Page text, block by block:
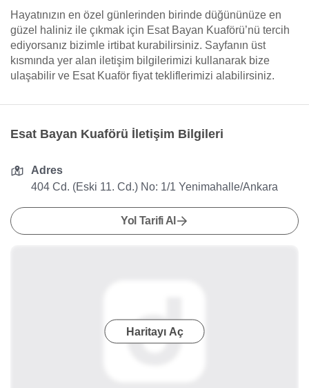
Hayatınızın en özel günlerinden birinde düğününüze en
güzel haliniz ile çıkmak için Esat Bayan Kuaförü’nü tercih
ediyorsanız bizimle irtibat kurabilirsiniz. Sayfanın üst
kısmında yer alan iletişim bilgilerimizi kullanarak bize
ulaşabilir ve Esat Kuaför fiyat tekliflerimizi alabilirsiniz.
Esat Bayan Kuaförü İletişim Bilgileri
Adres
404 Cd. (Eski 11. Cd.) No: 1/1 Yenimahalle/Ankara
Yol Tarifi Al
Haritayı Aç